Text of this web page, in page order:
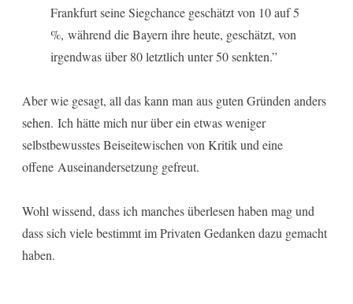
Frankfurt seine Siegchance geschätzt von 10 auf 5
%, während die Bayern ihre heute, geschätzt, von
irgendwas über 80 letztlich unter 50 senkten.”
Aber wie gesagt, all das kann man aus guten Gründen anders
sehen. Ich hätte mich nur über ein etwas weniger
selbstbewusstes Beiseitewischen von Kritik und eine
offene Auseinandersetzung gefreut.
Wohl wissend, dass ich manches überlesen haben mag und
dass sich viele bestimmt im Privaten Gedanken dazu gemacht
haben.